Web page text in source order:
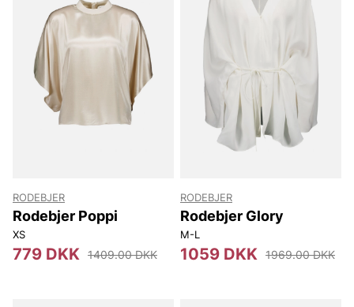
RODEBJER
Rodebjer Poppi
XS
779 DKK 1409.00 DKK
RODEBJER
Rodebjer Glory
M-L
1059 DKK 1969.00 DKK